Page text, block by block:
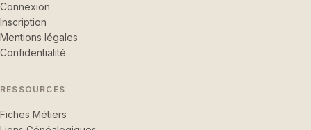
Connexion
Inscription
Mentions légales
Confidentialité
RESSOURCES
Fiches Métiers